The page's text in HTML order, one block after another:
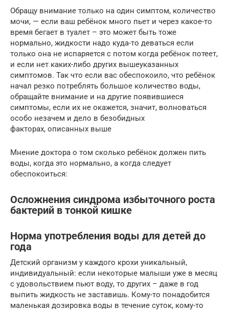
Обращу внимание только на один симптом, количество
мочи, — если ваш ребёнок много пьет и через какое-то
время бегает в туалет – это может быть тоже
нормально, жидкости надо куда-то деваться если
только она не испаряется с потом когда ребёнок потеет,
и если нет каких-либо других вышеуказанных
симптомов. Так что если вас обеспокоило, что ребёнок
начал резко потреблять большое количество воды,
обращайте внимание и на другие появившиеся
симптомы, если их не окажется, значит, волноваться
особо незачем и дело в безобидных
факторах, описанных выше
Мнение доктора о том сколько ребёнок должен пить
воды, когда это нормально, а когда следует
обеспокоиться:
Осложнения синдрома избыточного роста
бактерий в тонкой кишке
Норма употребления воды для детей до
года
Детский организм у каждого крохи уникальный,
индивидуальный: если некоторые малыши уже в месяц
с удовольствием пьют воду, то других – даже в год
выпить жидкость не заставишь. Кому-то понадобится
маленькая дозировка воды в течение суток, кому-то